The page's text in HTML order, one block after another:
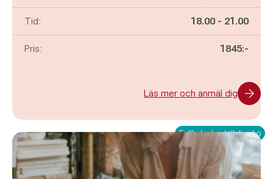
Tid: Pågår mellan
18.00 - och
21.00
Pris: 1845:-
Läs mer och anmäl dig
Fullbokad - ställ dig i kö